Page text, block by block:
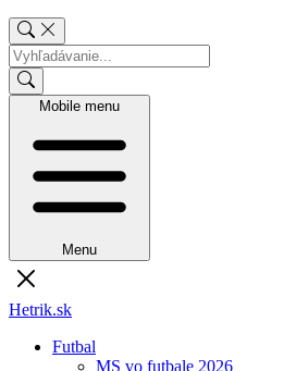
Mobile menu
Menu
Hetrik.sk
Futbal
MS vo futbale 2026